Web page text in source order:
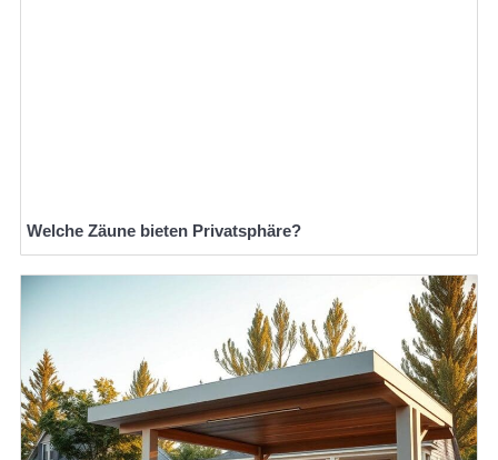
Welche Zäune bieten Privatsphäre?